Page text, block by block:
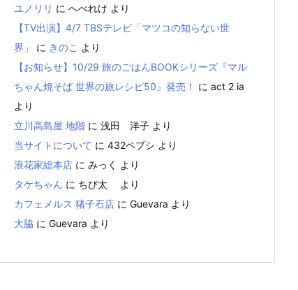
ユノリリ に へべれけ より
【TV出演】4/7 TBSテレビ「マツコの知らない世
界」
に きのこ より
【お知らせ】10/29 旅のごはんBOOKシリーズ『マル
ちゃん焼そば 世界の旅レシピ50』発売！
に act 2 ia
より
立川高島屋 地階 に 浅田 洋子 より
当サイトについて に 432ペプシ より
浪花家総本店 に みっく
より
タケちゃん に ちび太
より
カフェメルス 猪子石店 に Guevara より
大脇 に Guevara より